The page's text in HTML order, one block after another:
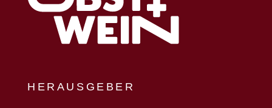
HERAUSGEBER